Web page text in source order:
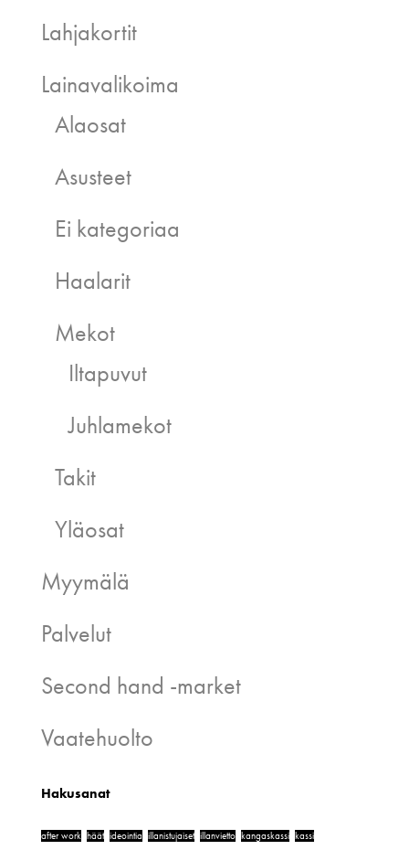
Lahjakortit
Lainavalikoima
Alaosat
Asusteet
Ei kategoriaa
Haalarit
Mekot
Iltapuvut
Juhlamekot
Takit
Yläosat
Myymälä
Palvelut
Second hand -market
Vaatehuolto
Hakusanat
after work häät ideointia illanistujaiset illanvietto kangaskassi kassi